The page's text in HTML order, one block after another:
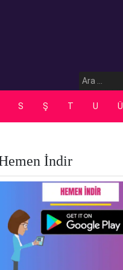
Arama:
S Ş T U Ü
İndir